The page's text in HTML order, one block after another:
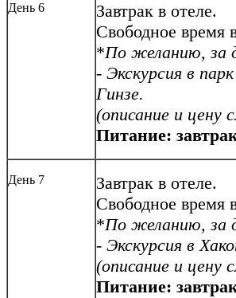
День 6
Завтрак в отеле.
Свободное время
*По желанию, за
- Экскурсия в
Гинзе.
(описание и
Питание:
День 7
Завтрак в отеле.
Свободное время
*По желанию, за
- Экскурсия в
(описание и
Питание: